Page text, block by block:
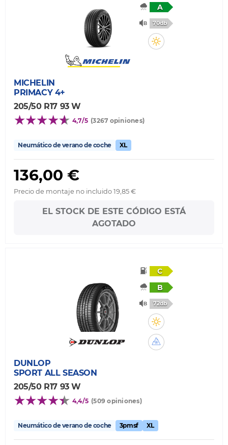
A
70db
MICHELIN
PRIMACY 4+
205/50 R17 93 W
4,7/5 (3267 opiniones)
Neumático de verano de coche XL
136,00 €
Precio de montaje no incluido 19,85 €
EL STOCK DE ESTE CÓDIGO ESTÁ
AGOTADO
C
B
72db
DUNLOP
SPORT ALL SEASON
205/50 R17 93 W
4,4/5 (509 opiniones)
Neumático de verano de coche 3pmsf XL